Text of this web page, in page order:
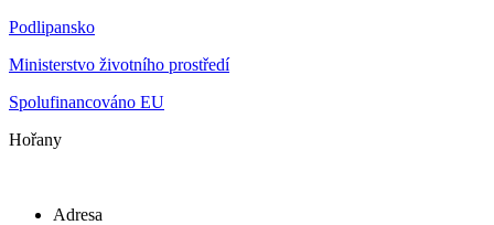
Podlipansko
Ministerstvo životního prostředí
Spolufinancováno EU
Hořany
Adresa